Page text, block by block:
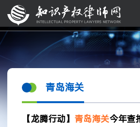
青岛海关
【龙腾行动】 青岛海关今年查扣百万件